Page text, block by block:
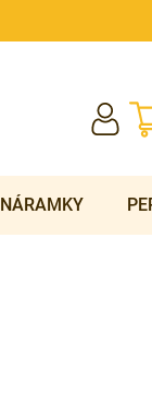
NÁRAMKY